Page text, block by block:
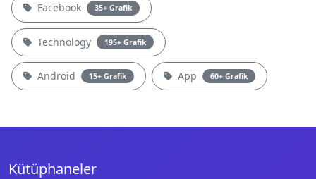
Facebook 35+ Grafik
Technology 195+ Grafik
Android 15+ Grafik App 60+ Grafik
Kütüphaneler